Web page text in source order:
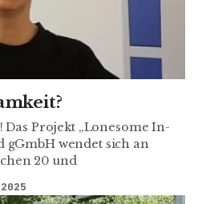
Das Projekt „Lonesome In-
gGmbH wendet sich an
20 und